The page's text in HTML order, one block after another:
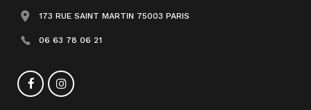
173 RUE SAINT MARTIN 75003 PARIS
06 63 78 06 21